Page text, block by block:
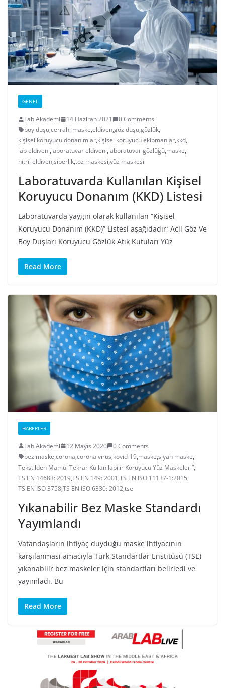
GENEL
Lab Akademi 14 Haziran 2021
0 Comments
boy duşu,cerrahi maske,eldiven,göz duşu,gözlük,
kişisel koruyucu donanımlar,kişisel koruyucu ekipmanlar,kkd,
lab eldiveni,laboratuvar eldiveni,laboratuvar gözlüğü,maske,
nitril eldiven,siperlik,toz maskesi,yüz maskesi
Laboratuvarda Kullanılan Kişisel
Koruyucu Donanım (KKD) Listesi
Laboratuvarda yaygın olarak kullanılan “Kişisel
Koruyucu Donanım (KKD)” Listesi aşağıdadır; Acil Göz Ve
Boy Duşları Koruyucu Gözlük Atık Kutuları Yüz
Read More
HABERLER
Lab Akademi 12 Mayıs 2020
0 Comments
bez maske,corona,corona virus,kovid-19,maske,siyah maske,
Tekstilden Mamul Tekrar Kullanılabilir Koruyucu Yüz Maskeleri”,
TS EN 14683: 2019,TS EN 149: 2001,TS EN ISO 11137-1:2015,
TS EN ISO 3758,TS EN ISO 6330: 2012,tse
Yıkanabilir Bez Maske Standardı
Yayımlandı
Vatandaşların ihtiyaç duyduğu maske ihtiyacının
karşılanması amacıyla Türk Standartlar Enstitüsü (TSE)
yıkanabilir bez maskeler için standartları belirledi ve
yayımladı. Bu
Read More